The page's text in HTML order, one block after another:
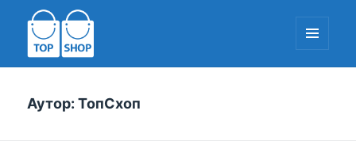
И
Аутор:ТопСхоп